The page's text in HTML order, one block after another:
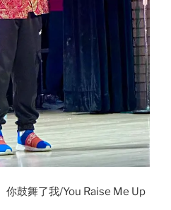
你鼓舞了我/You Raise Me Up